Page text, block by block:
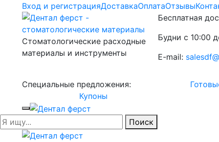
Вход и регистрацияДоставкаОплатаОтзывы
Стоматологические расходные
материалы и инструменты
Бесплатная
Будни с 10:00
E-mail:
Специальные предложения:
Купоны
Поиск